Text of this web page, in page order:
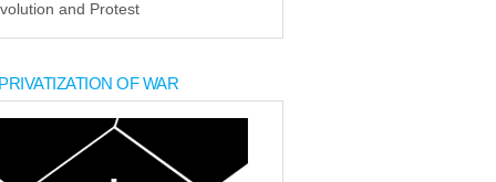
and Protest
OF WAR